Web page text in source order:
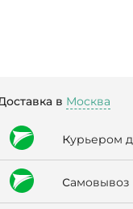
в Москва
курьером
самовывоз